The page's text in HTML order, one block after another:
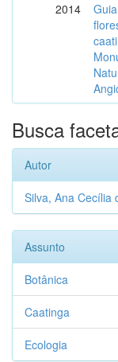
2014
Busca
Autor
Silva, Ana Cecília
Assunto
Botânica
Caatinga
Ecologia